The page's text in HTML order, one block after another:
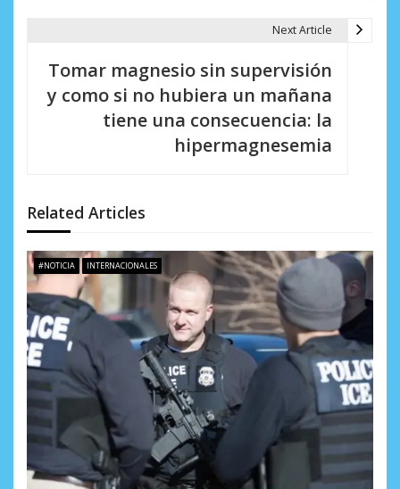
d
e
e
n
t
r
a
d
a
Next Article
Tomar magnesio sin supervisión
y como si no hubiera un mañana
tiene una consecuencia: la
hipermagnesemia
Related Articles
#NOTICIA INTERNACIONALES